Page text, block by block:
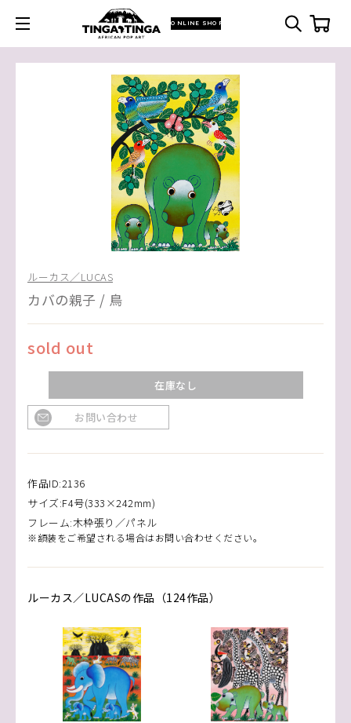
ONLINE SHOP
ルーカス／LUCAS
カバの親子 / 鳥
sold out
在庫なし
お問い合わせ
作品ID:2136
サイズ:F4号(333×242mm)
フレーム:木枠張り／パネル
※額装をご希望される場合はお問い合わせください。
ルーカス／LUCASの作品（124作品）